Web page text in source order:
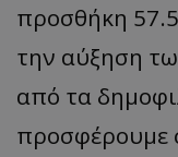
προσθήκη
την αύξηση
από τα
προσφέρουμε